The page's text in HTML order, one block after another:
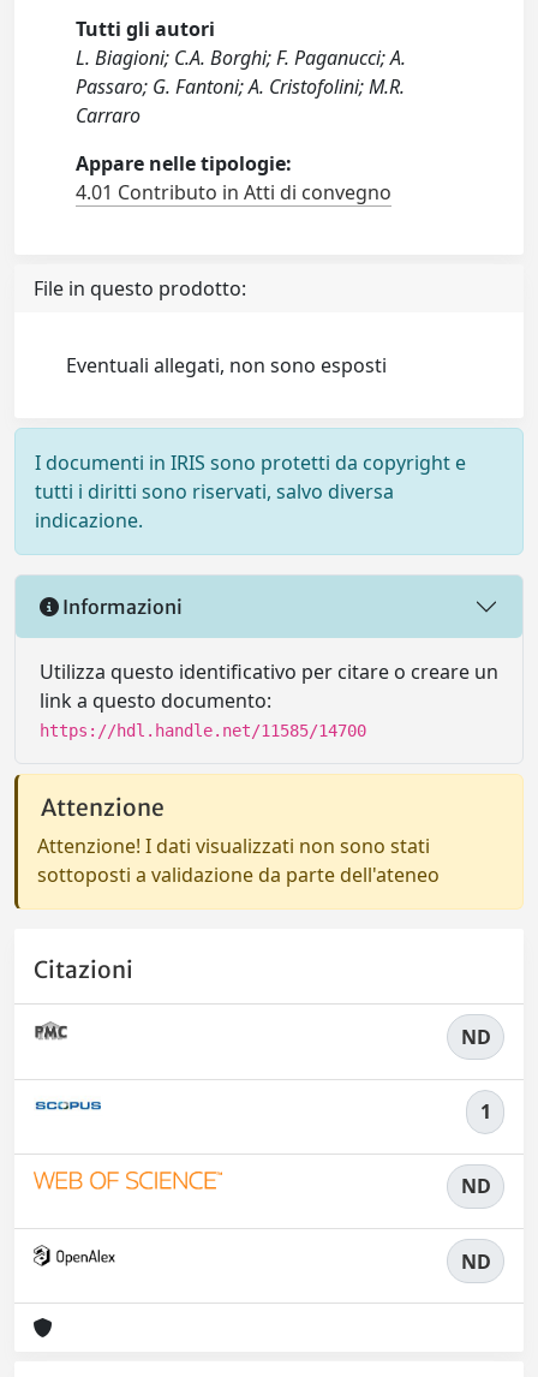
Tutti gli autori
L. Biagioni; C.A. Borghi; F. Paganucci; A.
Passaro; G. Fantoni; A. Cristofolini; M.R.
Carraro
Appare nelle tipologie:
4.01 Contributo in Atti di convegno
File in questo prodotto:
Eventuali allegati, non sono esposti
I documenti in IRIS sono protetti da copyright e
tutti i diritti sono riservati, salvo diversa
indicazione.
Informazioni
Utilizza questo identificativo per citare o creare un
link a questo documento:
https://hdl.handle.net/11585/14700
Attenzione
Attenzione! I dati visualizzati non sono stati
sottoposti a validazione da parte dell'ateneo
Citazioni
ND
1
ND
ND